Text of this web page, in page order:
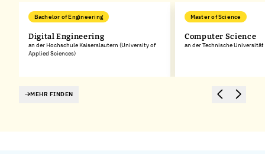
Bachelor of Engineering
Digital Engineering
an der Hochschule Kaiserslautern (University of
Applied Sciences)
Master of Science
Computer Science
an der Technische Universität
MEHR FINDEN